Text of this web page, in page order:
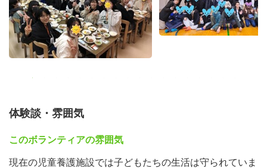
泊３日のキャンプを実施しました。３日間、思いっきり遊
び、キャンプリーダ－の施設出身者のお兄さんお姉さんに
普段は話せないことを打ち明ける様子も見れました。
引率の施設職員も４施設5名が参加し交流の機会を持ちま
玉県内では開催されていないので、キャンプは貴重な機会
体験談・雰囲気
このボランティアの雰囲気
現在の児童養護施設では子どもたちの生活は守られていま